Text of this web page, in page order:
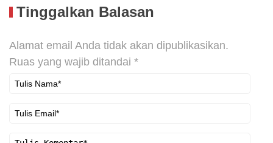
Tinggalkan Balasan
Alamat email Anda tidak akan dipublikasikan.
Ruas yang wajib ditandai *